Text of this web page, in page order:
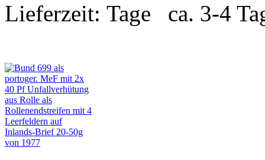
Lieferzeit: ca. 3-4